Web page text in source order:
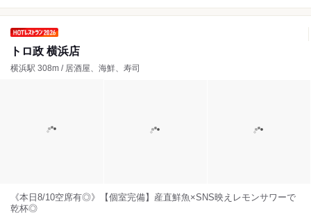
トロ政 横浜店
横浜駅 308m / 居酒屋、海鮮、寿司
《本日8/10空席有◎》【個室完備】産直鮮魚×SNS映えレモンサワーで
乾杯◎